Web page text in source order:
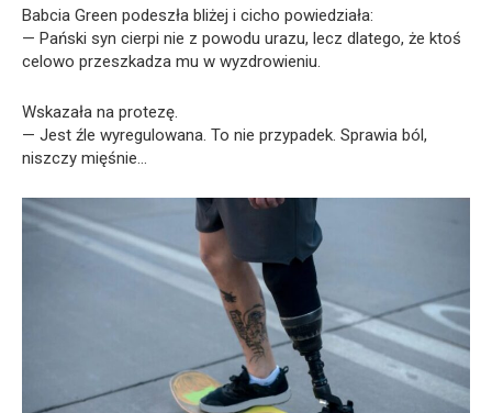
Babcia Green podeszła bliżej i cicho powiedziała:
— Pański syn cierpi nie z powodu urazu, lecz dlatego, że ktoś
celowo przeszkadza mu w wyzdrowieniu.
Wskazała na protezę.
— Jest źle wyregulowana. To nie przypadek. Sprawia ból,
niszczy mięśnie…